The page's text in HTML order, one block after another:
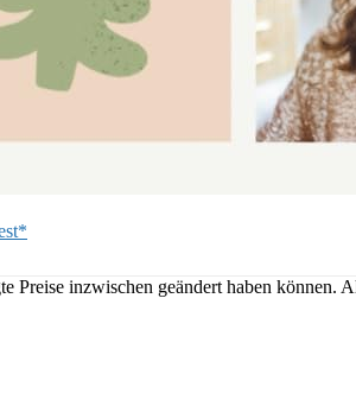
Preise inzwischen geändert haben können.